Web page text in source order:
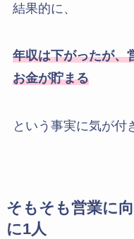
結果的に、
年収は下がったが、
お金が貯まる
という事実に気が付
そもそも営業に
に1人